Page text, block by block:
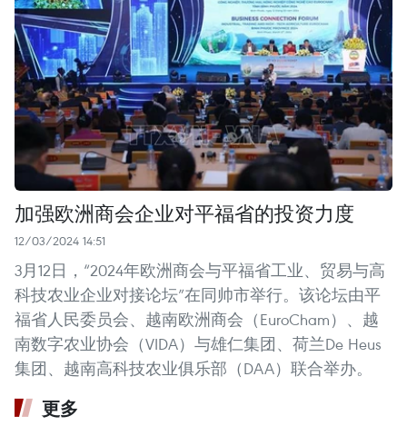
加强欧洲商会企业对平福省的投资力度
12/03/2024 14:51
3月12日，“2024年欧洲商会与平福省工业、贸易与高
科技农业企业对接论坛”在同帅市举行。该论坛由平
福省人民委员会、越南欧洲商会（EuroCham）、越
南数字农业协会（VIDA）与雄仁集团、荷兰De Heus
集团、越南高科技农业俱乐部（DAA）联合举办。
更多